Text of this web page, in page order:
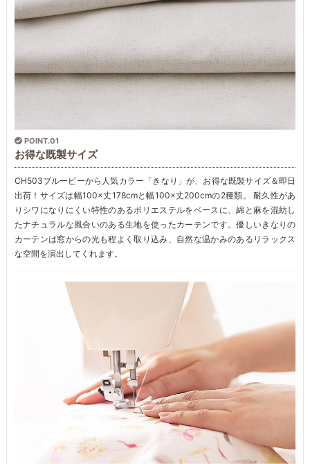
POINT.01
お得な既製サイズ
CH503ブルービーから人気カラー「きなり」が、お得な既製サイズ＆即日
出荷！サイズは幅100×丈178cmと幅100×丈200cmの2種類。 耐久性があ
りシワになりにくい特性のあるポリエステルをベースに、綿と麻を混紡し
たナチュラルな風合いのある生地を使ったカーテンです。優しいきなりの
カーテンは窓からの光も程よく取り込み、自然な温かみのあるリラックス
な空間を演出してくれます。